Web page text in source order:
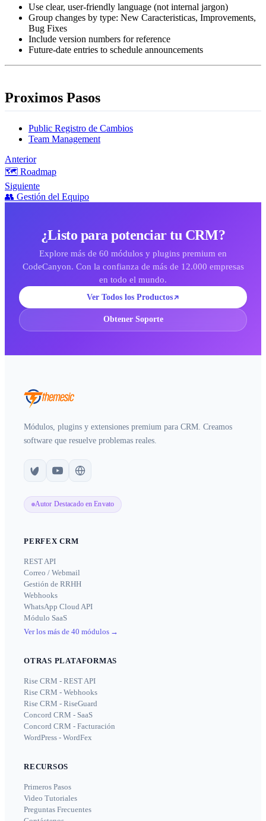
Use clear, user-friendly language (not internal jargon)
Group changes by type: New Caracteristicas, Improvements,
Bug Fixes
Include version numbers for reference
Future-date entries to schedule announcements
Proximos Pasos
Public Registro de Cambios
Team Management
Anterior
🗺️ Roadmap
Siguiente
👥 Gestión del Equipo
¿Listo para potenciar tu CRM?
Explore más de 60 módulos y plugins premium en
CodeCanyon. Con la confianza de más de 12.000 empresas
en todo el mundo.
Ver Todos los Productos
Obtener Soporte
Módulos, plugins y extensiones premium para CRM. Creamos
software que resuelve problemas reales.
Autor Destacado en Envato
PERFEX CRM
REST API
Correo / Webmail
Gestión de RRHH
Webhooks
WhatsApp Cloud API
Módulo SaaS
Ver los más de 40 módulos →
OTRAS PLATAFORMAS
Rise CRM - REST API
Rise CRM - Webhooks
Rise CRM - RiseGuard
Concord CRM - SaaS
Concord CRM - Facturación
WordPress - WordFex
RECURSOS
Primeros Pasos
Video Tutoriales
Preguntas Frecuentes